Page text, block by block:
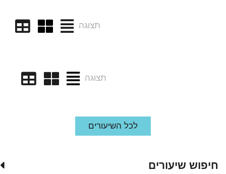
תצוגה
תצוגה
לכל השיעורים
חיפוש שיעורים